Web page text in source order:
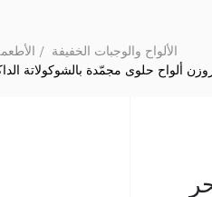
الألواح والوجبات الخفيفة
ألواح حلوى مجمّدة بالشوكولاتة الداكنة